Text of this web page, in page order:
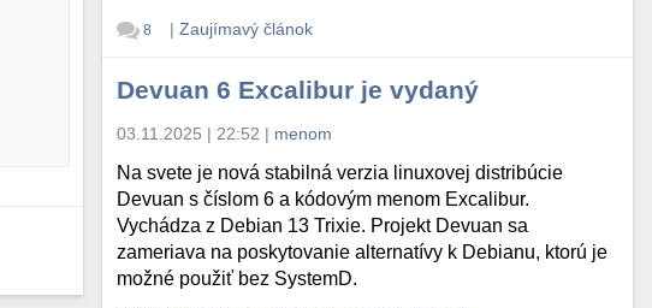
8 | Zaujímavý článok
Devuan 6 Excalibur je vydaný
03.11.2025 | 22:52 | menom
Na svete je nová stabilná verzia linuxovej distribúcie
Devuan s číslom 6 a kódovým menom Excalibur.
Vychádza z Debian 13 Trixie. Projekt Devuan sa
zameriava na poskytovanie alternatívy k Debianu, ktorú je
možné použiť bez SystemD.